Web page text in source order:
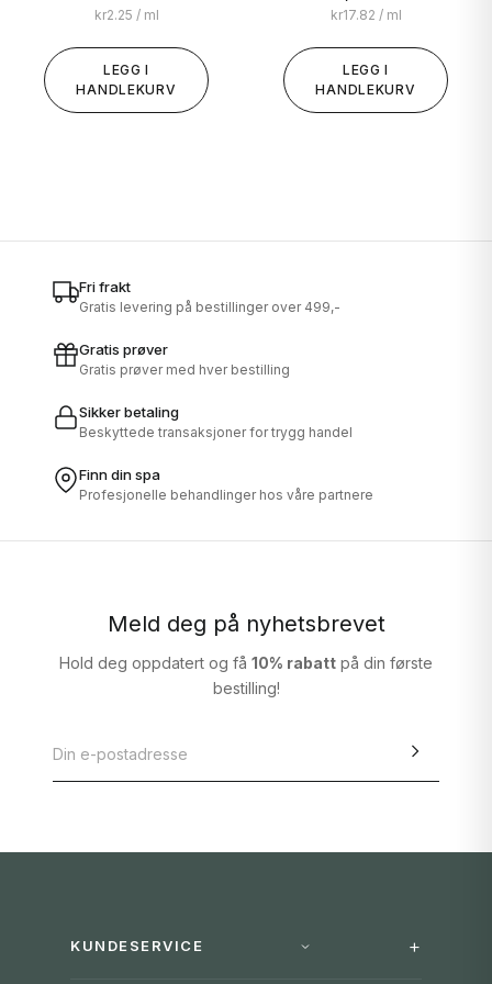
kr2.25 / ml
LEGG I
HANDLEKURV
kr17.82 / ml
LEGG I
HANDLEKURV
Fri frakt
Gratis levering på bestillinger over 499,-
Gratis prøver
Gratis prøver med hver bestilling
Sikker betaling
Beskyttede transaksjoner for trygg handel
Finn din spa
Profesjonelle behandlinger hos våre partnere
Meld deg på nyhetsbrevet
Hold deg oppdatert og få 10% rabatt på din første
bestilling!
KUNDESERVICE